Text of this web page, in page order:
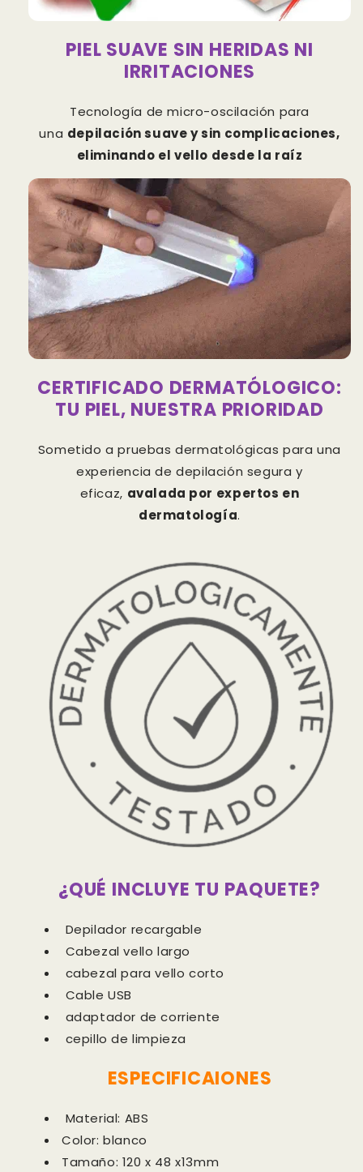
PIEL SUAVE SIN HERIDAS NI
IRRITACIONES
Tecnología de micro-oscilación para
una depilación suave y sin complicaciones,
eliminando el vello desde la raíz
CERTIFICADO DERMATÓLOGICO:
TU PIEL, NUESTRA PRIORIDAD
Sometido a pruebas dermatológicas para una
experiencia de depilación segura y
eficaz, avalada por expertos en
dermatología.
¿QUÉ INCLUYE TU PAQUETE?
Depilador recargable
Cabezal vello largo
cabezal para vello corto
Cable USB
adaptador de corriente
cepillo de limpieza
ESPECIFICAIONES
Material: ABS
Color: blanco
Tamaño: 120 x 48 x13mm